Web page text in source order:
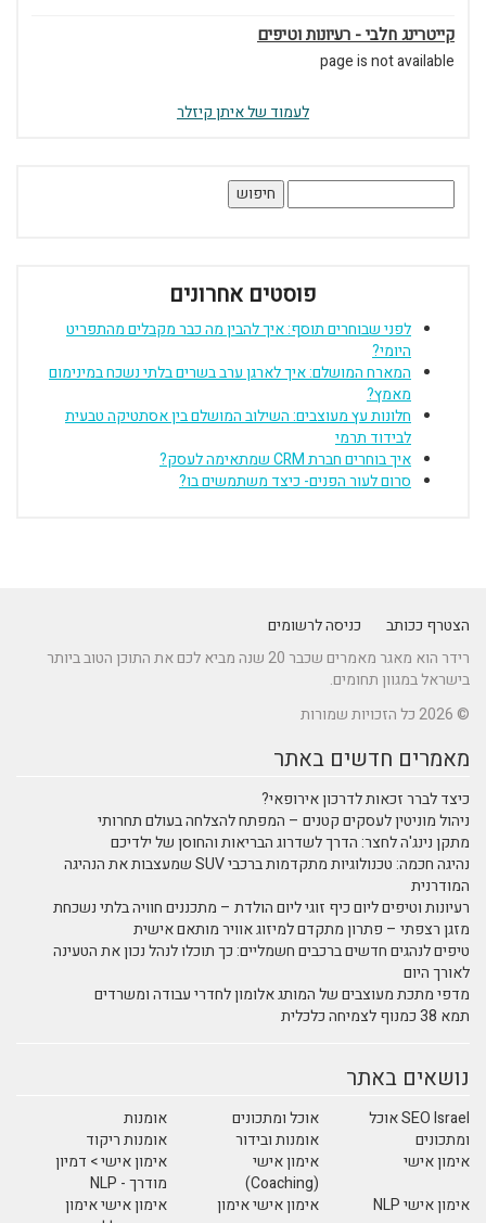
קייטרינג חלבי - רעיונות וטיפים
page is not available
לעמוד של איתן קיזלר
פוסטים אחרונים
לפני שבוחרים תוסף: איך להבין מה כבר מקבלים מהתפריט
היומי?
המארח המושלם: איך לארגן ערב בשרים בלתי נשכח במינימום
מאמץ?
חלונות עץ מעוצבים: השילוב המושלם בין אסתטיקה טבעית
לבידוד תרמי
איך בוחרים חברת CRM שמתאימה לעסק?
סרום לעור הפנים- כיצד משתמשים בו?
הצטרף ככותב
כניסה לרשומים
רידר הוא מאגר מאמרים שכבר 20 שנה מביא לכם את התוכן הטוב ביותר
בישראל במגוון תחומים.
© 2026 כל הזכויות שמורות
מאמרים חדשים באתר
כיצד לברר זכאות לדרכון אירופאי?
ניהול מוניטין לעסקים קטנים – המפתח להצלחה בעולם תחרותי
מתקן נינג'ה לחצר: הדרך לשדרוג הבריאות והחוסן של ילדיכם
נהיגה חכמה: טכנולוגיות מתקדמות ברכבי SUV שמעצבות את הנהיגה
המודרנית
רעיונות וטיפים ליום כיף זוגי ליום הולדת – מתכננים חוויה בלתי נשכחת
מזגן רצפתי – פתרון מתקדם למיזוג אוויר מותאם אישית
טיפים לנהגים חדשים ברכבים חשמליים: כך תוכלו לנהל נכון את הטעינה
לאורך היום
מדפי מתכת מעוצבים של המותג אלומון לחדרי עבודה ומשרדים
תמא 38 כמנוף לצמיחה כלכלית
נושאים באתר
SEO Israel אוכל
ומתכונים
אוכל ומתכונים
אומנות
אומנות ובידור
אומנות ריקוד
אימון אישי
אימון אישי
(Coaching)
אימון אישי > דמיון
מודרך - NLP
אימון אישי NLP
אימון אישי אימון
אימון אישי אימון